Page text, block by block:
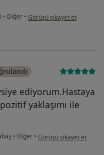
• Diğer • kullanıcının görüşüne göre
Görüşü şikayet et
ediyorum.Hastaya
pozitif yaklaşımı ile
• Diğer • kullanıcının görüşüne
Görüşü şikayet et